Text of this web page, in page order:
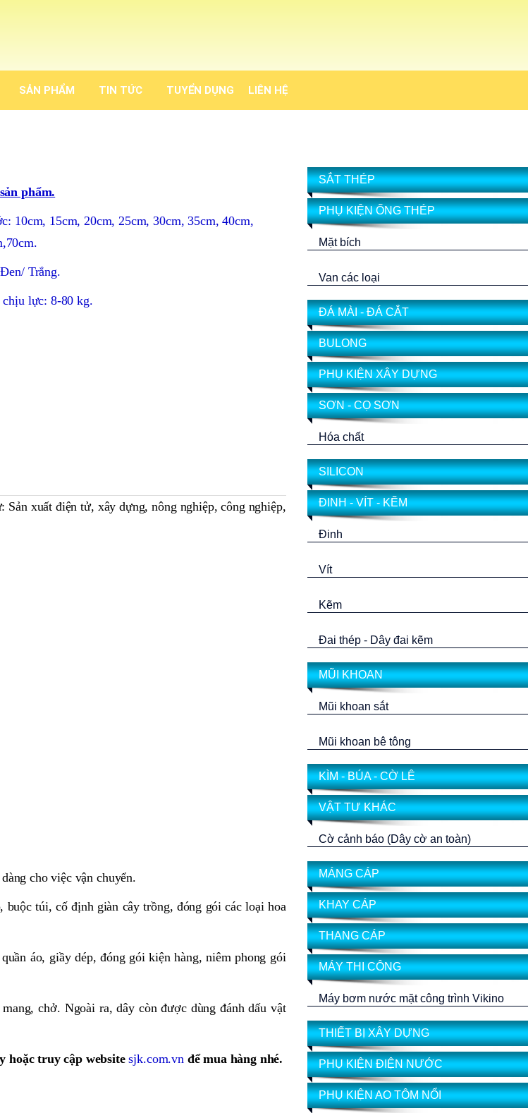
SẢN PHẨM TIN TỨC TUYỂN DỤNG LIÊN HỆ
phẩm.
10cm, 15cm, 20cm, 25cm, 30cm, 35cm, 40cm,
Trắng.
chịu lực: 8-80 kg.
xuất điện tử, xây dựng, nông nghiệp, công nghiệp,
cho việc vận chuyển.
túi, cố định giàn cây trồng, đóng gói các loại hoa
áo, giầy dép, đóng gói kiện hàng, niêm phong gói
chở. Ngoài ra, dây còn được dùng đánh dấu vật
hoặc truy cập websitesjk.com.vn để mua hàng nhé.
SẮT THÉP
PHỤ KIỆN ỐNG THÉP
Mặt bích
Van các loại
ĐÁ MÀI - ĐÁ CẮT
BULONG
PHỤ KIỆN XÂY DỰNG
SƠN - CỌ SƠN
Hóa chất
SILICON
ĐINH - VÍT - KẼM
Đinh
Vít
Kẽm
Đai thép - Dây đai kẽm
MŨI KHOAN
Mũi khoan sắt
Mũi khoan bê tông
KÌM - BÚA - CỜ LÊ
VẬT TƯ KHÁC
Cờ cảnh báo (Dây cờ an toàn)
MÁNG CÁP
KHAY CÁP
THANG CÁP
MÁY THI CÔNG
Máy bơm nước mặt công trình Vikino
THIẾT BỊ XÂY DỰNG
PHỤ KIỆN ĐIỆN NƯỚC
PHỤ KIỆN AO TÔM NỔI